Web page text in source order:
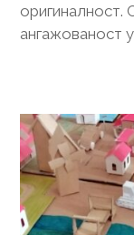
оригиналност.
ангажованост